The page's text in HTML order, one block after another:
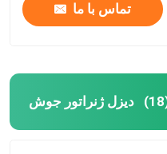
تماس با ما
دیزل ژنراتور جوش